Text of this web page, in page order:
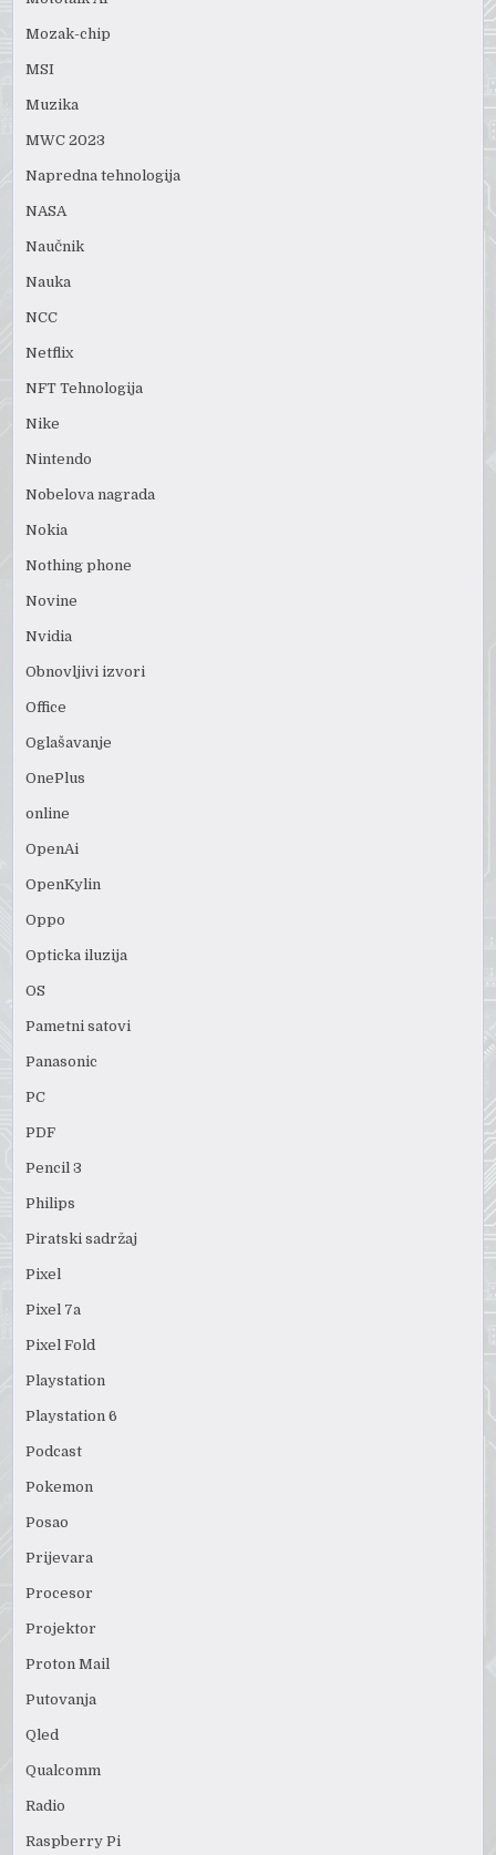
Mozak-chip
MSI
Muzika
MWC 2023
Napredna tehnologija
NASA
Naučnik
Nauka
NCC
Netflix
NFT Tehnologija
Nike
Nintendo
Nobelova nagrada
Nokia
Nothing phone
Novine
Nvidia
Obnovljivi izvori
Office
Oglašavanje
OnePlus
online
OpenAi
OpenKylin
Oppo
Opticka iluzija
OS
Pametni satovi
Panasonic
PC
PDF
Pencil 3
Philips
Piratski sadržaj
Pixel
Pixel 7a
Pixel Fold
Playstation
Playstation 6
Podcast
Pokemon
Posao
Prijevara
Procesor
Projektor
Proton Mail
Putovanja
Qled
Qualcomm
Radio
Raspberry Pi